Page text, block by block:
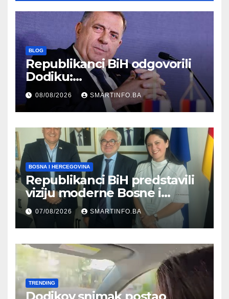
BLOG
Republikanci BiH odgovorili
Dodiku:
Bosanskohercegovačka
kultura postoji i pripada svim
građanima
08/08/2026 SMARTINFO.BA
BOSNA I HERCEGOVINA
Republikanci BiH predstavili
viziju moderne Bosne i
Hercegovine ambasadoru
Njemačke
07/08/2026 SMARTINFO.BA
TRENDING